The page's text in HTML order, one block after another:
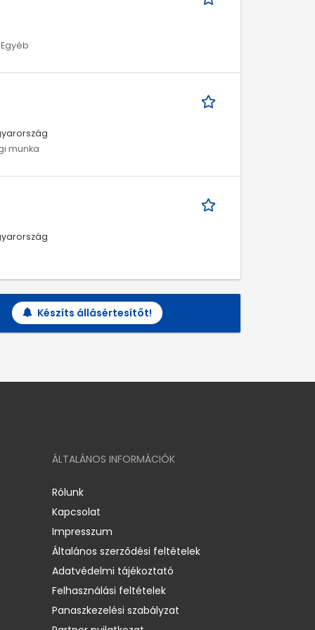
munka
Készíts állásértesítőt!
ÁLTALÁNOS INFORMÁCIÓK
Rólunk
Kapcsolat
Impresszum
Általános szerződési feltételek
Adatvédelmi tájékoztató
Felhasználási feltételek
Panaszkezelési szabályzat